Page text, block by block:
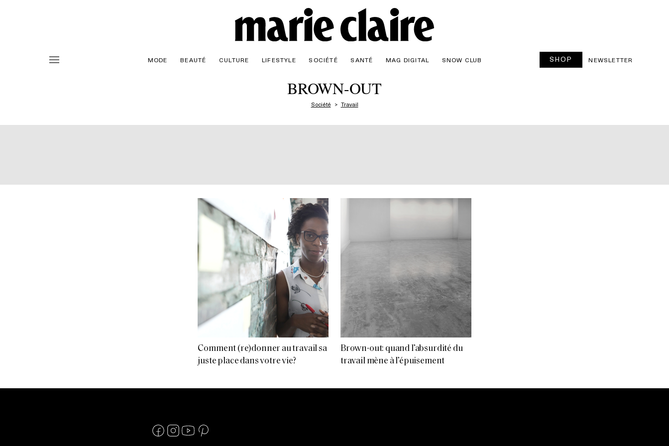
MODE BEAUTÉ CULTURE LIFESTYLE SOCIÉTÉ SANTÉ MAG DIGITAL SNOW CLUB SHOP NEWSLETTER
BROWN-OUT
Société Travail
Comment (re)donner au travail sa
juste place dans votre vie?
Brown-out: quand l’absurdité du
travail mène à l’épuisement